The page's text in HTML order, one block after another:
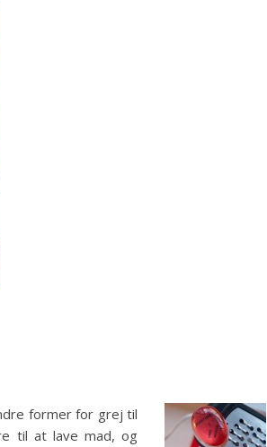
former for grej til
til at lave mad, og